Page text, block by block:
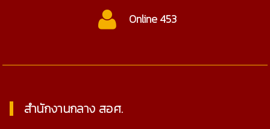
Online 453
สำนักงานกลาง สอศ.